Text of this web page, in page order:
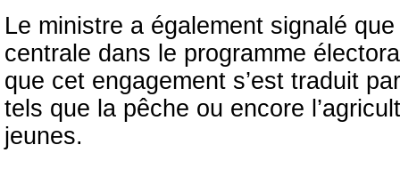
Le ministre a également signalé
centrale dans le programme
que cet engagement s’est traduit
tels que la pêche ou encore
jeunes.